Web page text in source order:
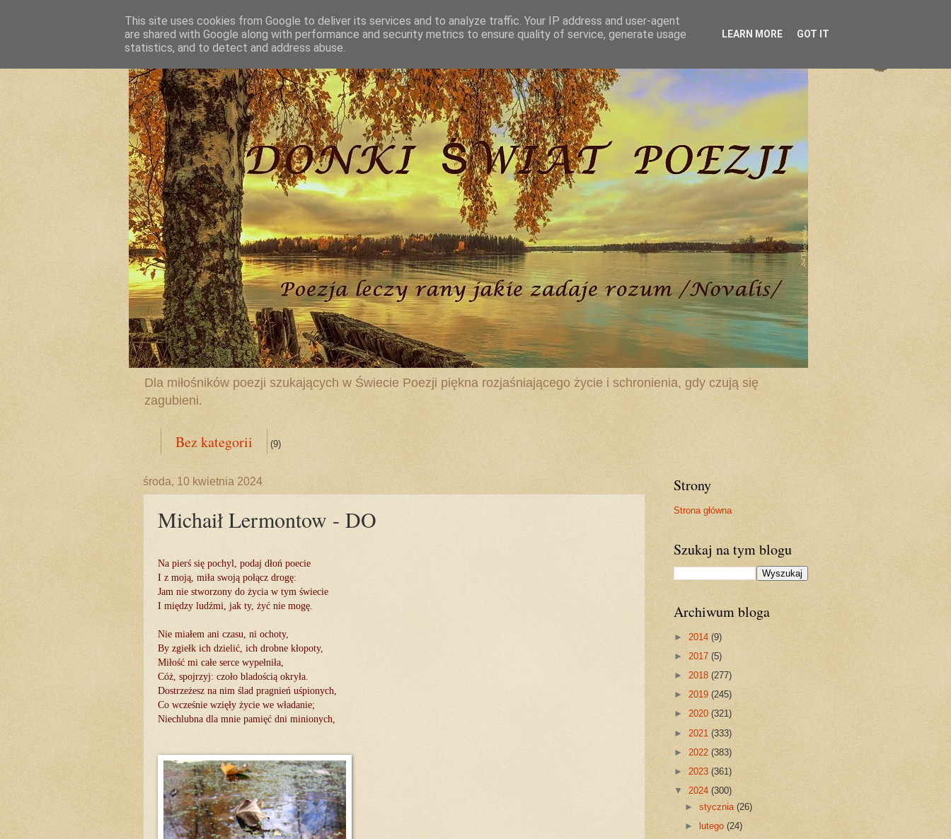
Dla miłośników poezji szukających w Świecie Poezji piękna rozjaśniającego życie i schronienia, gdy czują się
zagubieni.
Bez kategorii (9)
środa, 10 kwietnia 2024
Michaił Lermontow - DO
Na pierś się pochyl, podaj dłoń poecie
I z moją, miła swoją połącz drogę:
Jam nie stworzony do życia w tym świecie
I między ludźmi, jak ty, żyć nie mogę.
Nie miałem ani czasu, ni ochoty,
By zgiełk ich dzielić, ich drobne kłopoty,
Miłość mi całe serce wypełniła,
Cóż, spojrzyj: czoło bladością okryła.
Dostrzeżesz na nim ślad pragnień uśpionych,
Co wcześnie wzięły życie we władanie;
Niechlubna dla mnie pamięć dni minionych,
Strony
Strona główna
Szukaj na tym blogu
Archiwum bloga
► 2014 (9)
► 2017 (5)
► 2018 (277)
► 2019 (245)
► 2020 (321)
► 2021 (333)
► 2022 (383)
► 2023 (361)
▼ 2024 (300)
►stycznia(26)
►
lutego(24)
This site uses cookies from Google to deliver its services and to analyze traffic. Your IP address and user-agent
are shared with Google along with performance and security metrics to ensure quality of service, generate usage
statistics, and to detect and address abuse.
LEARN MORE GOT IT